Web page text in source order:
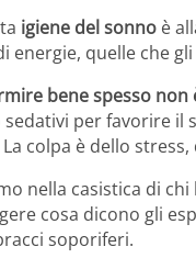
igiene del sonno è
energie, quelle che
bene spesso non
sedativi per favorire il
colpa è dello
nella casistica di chi
cosa dicono gli
soporiferi.